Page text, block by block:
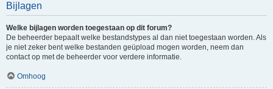
Bijlagen
Welke bijlagen worden toegestaan op dit forum?
De beheerder bepaalt welke bestandstypes al dan niet toegestaan worden. Als
je niet zeker bent welke bestanden geüpload mogen worden, neem dan
contact op met de beheerder voor verdere informatie.
Omhoog